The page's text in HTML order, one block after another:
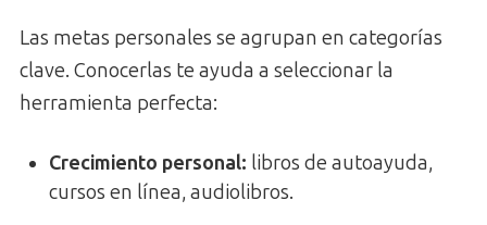
Las metas personales se agrupan en categorías
clave. Conocerlas te ayuda a seleccionar la
herramienta perfecta:
Crecimiento personal: libros de autoayuda,
cursos en línea, audiolibros.